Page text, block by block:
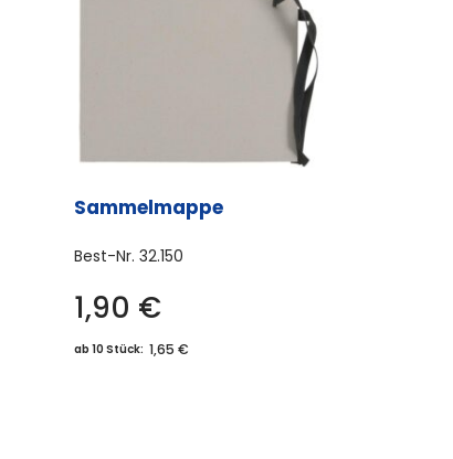
Sammelmappe
Best-Nr.32.150
1,90 €
ab 10 Stück: 1,65 €